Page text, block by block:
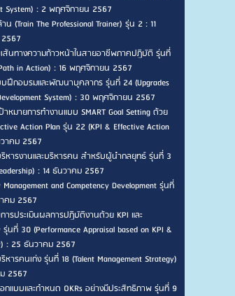
System) : 2 พฤศจิกายน 2567
น (Train The Professional Trainer) รุ่น 2 : 11
ส้นทางความก้าวหน้าในสายอาชีพภาคปฏิบัติ รุ่นที่
in Action) : 16 พฤศจิกายน 2567
บฝึกอบรมและพัฒนาบุคลากร รุ่นที่ 24 (Upgrades
System) : 30 พฤศจิกายน 2567
หมายการทำงานแบบ SMART Goal Setting ด้วย
Action Plan รุ่น 22 (KPI & Effective Action
าคม 2567
หารงานและบริหารคน สำหรับผู้นำกลยุทธ์ รุ่นที่ 3
: 14 ธันวาคม 2567
Management and Competency Development รุ่นที่
คม 2567
ารประเมินผลการปฏิบัติงานด้วย KPI และ
รุ่นที่ 30 (Performance Appraisal based on KPI &
: 25 ธันวาคม 2567
ารคนเก่ง รุ่นที่ 18 (Talent Management Strategy)
2567
กแบบและกำหนด OKRs อย่างมีประสิทธิภาพ รุ่นที่ 9